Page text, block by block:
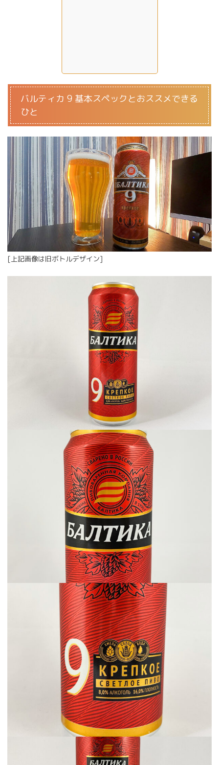
バルティカ 9 基本スペックとおススメできる
ひと
[上記画像は旧ボトルデザイン]